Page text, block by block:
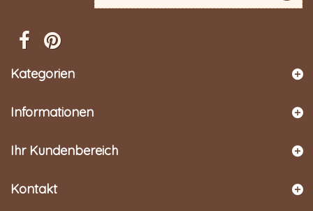
Kategorien
Informationen
Ihr Kundenbereich
Kontakt